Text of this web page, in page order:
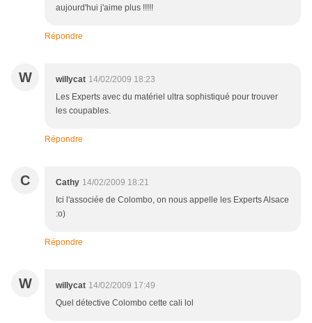
aujourd'hui j'aime plus !!!!!
Répondre
W willycat 14/02/2009 18:23
Les Experts avec du matériel ultra sophistiqué pour trouver
les coupables.
Répondre
C Cathy 14/02/2009 18:21
Ici l'associée de Colombo, on nous appelle les Experts Alsace
:o)
Répondre
W willycat 14/02/2009 17:49
Quel détective Colombo cette cali lol